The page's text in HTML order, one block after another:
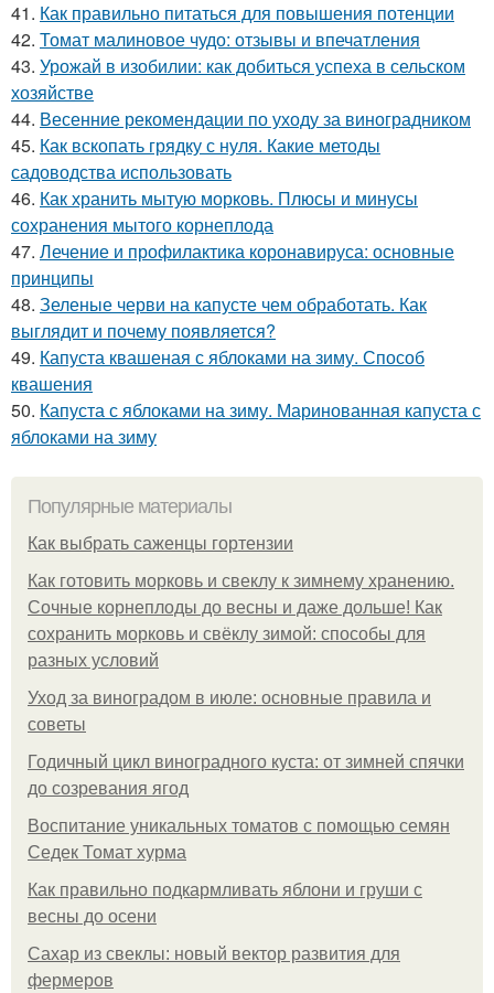
41. Как правильно питаться для повышения потенции
42. Томат малиновое чудо: отзывы и впечатления
43. Урожай в изобилии: как добиться успеха в сельском
хозяйстве
44. Весенние рекомендации по уходу за виноградником
45. Как вскопать грядку с нуля. Какие методы
садоводства использовать
46. Как хранить мытую морковь. Плюсы и минусы
сохранения мытого корнеплода
47. Лечение и профилактика коронавируса: основные
принципы
48. Зеленые черви на капусте чем обработать. Как
выглядит и почему появляется?
49. Капуста квашеная с яблоками на зиму. Способ
квашения
50. Капуста с яблоками на зиму. Маринованная капуста с
яблоками на зиму
Популярные материалы
Как выбрать саженцы гортензии
Как готовить морковь и свеклу к зимнему хранению.
Сочные корнеплоды до весны и даже дольше! Как
сохранить морковь и свёклу зимой: способы для
разных условий
Уход за виноградом в июле: основные правила и
советы
Годичный цикл виноградного куста: от зимней спячки
до созревания ягод
Воспитание уникальных томатов с помощью семян
Седек Томат хурма
Как правильно подкармливать яблони и груши с
весны до осени
Сахар из свеклы: новый вектор развития для
фермеров